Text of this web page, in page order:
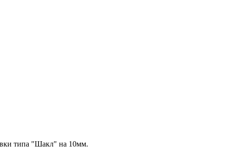
типа "Шакл" на 10мм.